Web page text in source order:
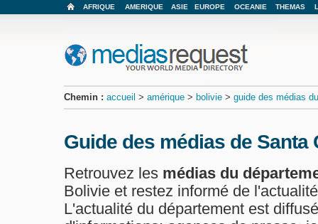
AFRIQUE AMERIQUE ASIE EUROPE OCEANIE THEMAS
Chemin : accueil > amérique > bolivie > guide des médias
Guide des médias de Santa
Retrouvez les médias du
Bolivie et restez informé de
L'actualité du département est